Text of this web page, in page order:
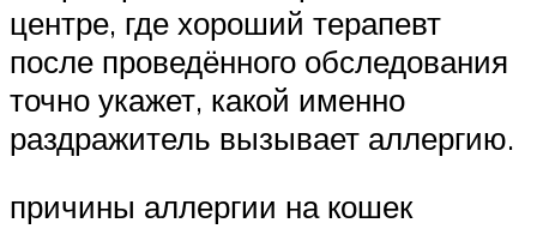
центре, где хороший терапевт
после проведённого обследования
точно укажет, какой именно
раздражитель вызывает аллергию.
причины аллергии на кошек